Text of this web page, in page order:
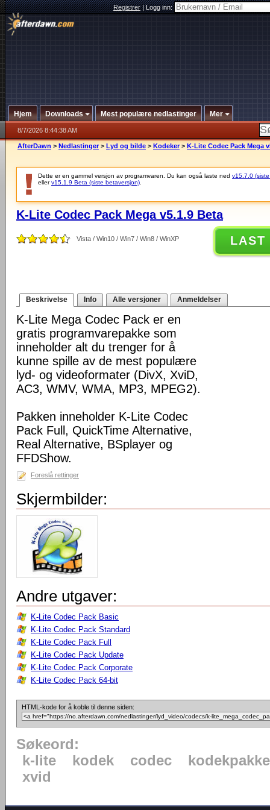
Registrer|Logg inn:
Hjem Downloads Mest populære nedlastinger Mer
8/7/2026 8:44:38 AM
AfterDawn > Nedlastinger > Lyd og bilde > Kodeker > K-Lite Codec Pack Mega
Dette er en gammel versjon av programvaren. Du kan også laste ned v15.7.0
ellerv15.1.9 Beta (siste betaversjon)
K-Lite Codec Pack Mega v5.1.9 Beta
Vista / Win10 / Win7 / Win8 / WinXP LAST
Beskrivelse Info Alle versjoner Anmeldelser
K-Lite Mega Codec Pack er en
gratis programvarepakke som
inneholder alt du trenger for å
kunne spille av de mest populære
lyd- og videoformater (DivX, XviD,
AC3, WMV, WMA, MP3, MPEG2).
Pakken inneholder K-Lite Codec
Pack Full, QuickTime Alternative,
Real Alternative, BSplayer og
FFDShow.
Foreslå rettinger
Skjermbilder:
Andre utgaver:
K-Lite Codec Pack Basic
K-Lite Codec Pack Standard
K-Lite Codec Pack Full
K-Lite Codec Pack Update
K-Lite Codec Pack Corporate
K-Lite Codec Pack 64-bit
HTML-kode for å koble til denne siden:
Søkeord:
k-lite
kodek codec
kodekpakke
xvid